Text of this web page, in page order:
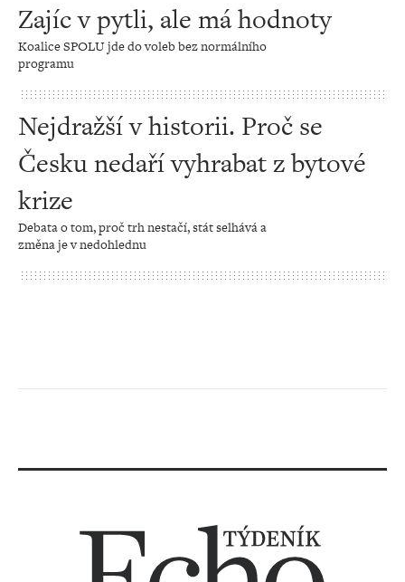
Zajíc v pytli, ale má hodnoty
Koalice SPOLU jde do voleb bez normálního
programu
Nejdražší v historii. Proč se
Česku nedaří vyhrabat z bytové
krize
Debata o tom, proč trh nestačí, stát selhává a
změna je v nedohlednu